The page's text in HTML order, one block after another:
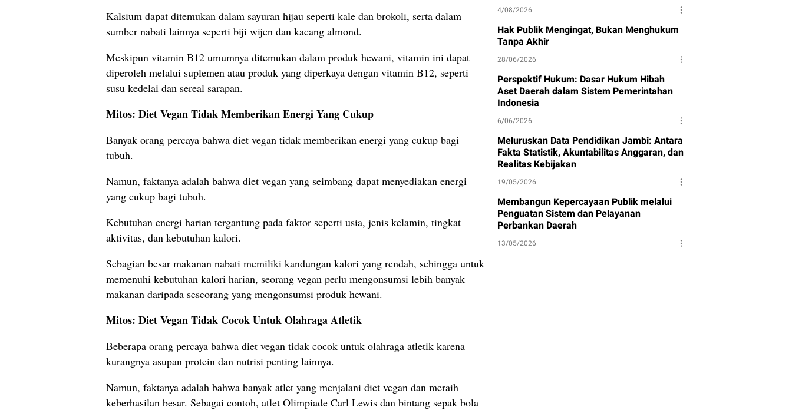
Kalsium dapat ditemukan dalam sayuran hijau seperti kale dan brokoli, serta dalam
sumber nabati lainnya seperti biji wijen dan kacang almond.
Meskipun vitamin B12 umumnya ditemukan dalam produk hewani, vitamin ini dapat
diperoleh melalui suplemen atau produk yang diperkaya dengan vitamin B12, seperti
susu kedelai dan sereal sarapan.
Mitos: Diet Vegan Tidak Memberikan Energi Yang Cukup
Banyak orang percaya bahwa diet vegan tidak memberikan energi yang cukup bagi
tubuh.
Namun, faktanya adalah bahwa diet vegan yang seimbang dapat menyediakan energi
yang cukup bagi tubuh.
Kebutuhan energi harian tergantung pada faktor seperti usia, jenis kelamin, tingkat
aktivitas, dan kebutuhan kalori.
Sebagian besar makanan nabati memiliki kandungan kalori yang rendah, sehingga untuk
memenuhi kebutuhan kalori harian, seorang vegan perlu mengonsumsi lebih banyak
makanan daripada seseorang yang mengonsumsi produk hewani.
Mitos: Diet Vegan Tidak Cocok Untuk Olahraga Atletik
Beberapa orang percaya bahwa diet vegan tidak cocok untuk olahraga atletik karena
kurangnya asupan protein dan nutrisi penting lainnya.
Namun, faktanya adalah bahwa banyak atlet yang menjalani diet vegan dan meraih
keberhasilan besar. Sebagai contoh, atlet Olimpiade Carl Lewis dan bintang sepak bola
4/08/2026
Hak Publik Mengingat, Bukan Menghukum
Tanpa Akhir
28/06/2026
Perspektif Hukum: Dasar Hukum Hibah
Aset Daerah dalam Sistem Pemerintahan
Indonesia
6/06/2026
Meluruskan Data Pendidikan Jambi: Antara
Fakta Statistik, Akuntabilitas Anggaran, dan
Realitas Kebijakan
19/05/2026
Membangun Kepercayaan Publik melalui
Penguatan Sistem dan Pelayanan
Perbankan Daerah
13/05/2026